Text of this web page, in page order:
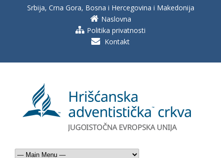
Srbija, Crna Gora, Bosna i Hercegovina i Makedonija
Naslovna
Politika privatnosti
Kontakt